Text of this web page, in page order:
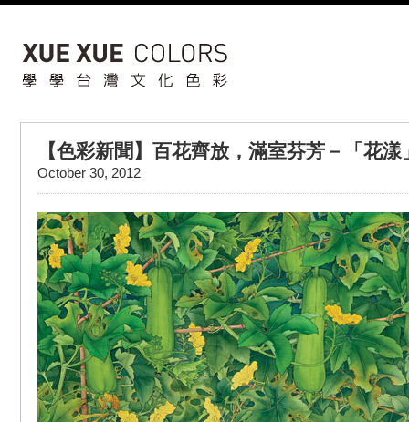
【色彩新聞】百花齊放，滿室芬芳－「花
October 30, 2012